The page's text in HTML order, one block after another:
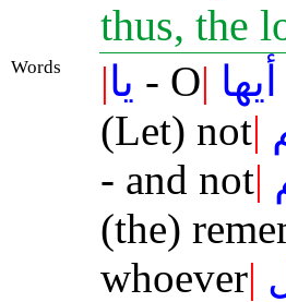
thus, the
Words |يا - O| أيها
(Let) not|
- and not|
(the)
whoever|